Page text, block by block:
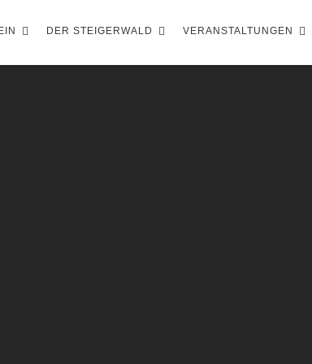
DER STEIGERWALD VERANSTALTUNGEN